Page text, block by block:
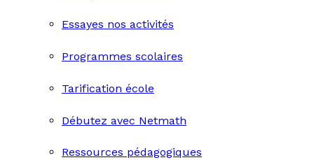
Essayes nos activités
Programmes scolaires
Tarification école
Débutez avec Netmath
Ressources pédagogiques